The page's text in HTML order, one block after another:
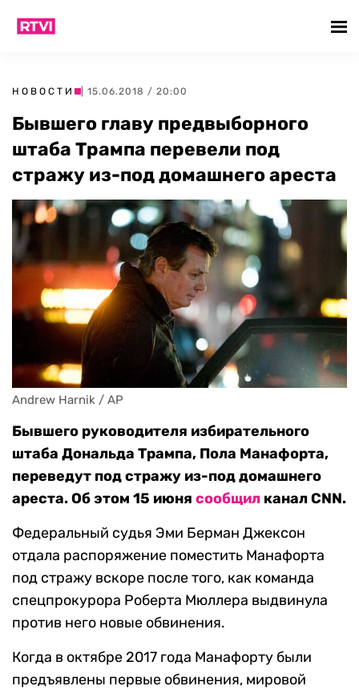
НОВОСТИ | 15.06.2018 / 20:00
Бывшего главу предвыборного
штаба Трампа перевели под
стражу из-под домашнего ареста
Andrew Harnik / AP
Бывшего руководителя избирательного
штаба Дональда Трампа, Пола Манафорта,
переведут под стражу из-под домашнего
ареста. Об этом 15 июня сообщил канал CNN.
Федеральный судья Эми Берман Джексон
отдала распоряжение поместить Манафорта
под стражу вскоре после того, как команда
спецпрокурора Роберта Мюллера выдвинула
против него новые обвинения.
Когда в октябре 2017 года Манафорту были
предъявлены первые обвинения, мировой